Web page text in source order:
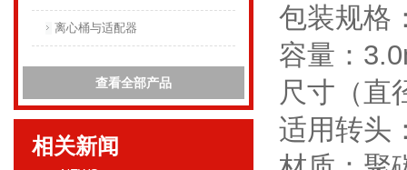
离心桶与适配器
查看全部产品
相关新闻
包装规格
容量：
尺寸（直
适用转头